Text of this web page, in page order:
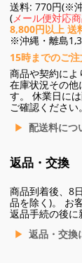
送料: 770円(※
(メール便対応
8,800円以上 送
※沖縄・離島
15時までのご注
商品や契約によ
在庫状況その他
す。 休業日に
ご確認ください。
配送料につ
返品・交換
商品到着後、8
品を除く)。 お
返品手続の後に
返品・交換